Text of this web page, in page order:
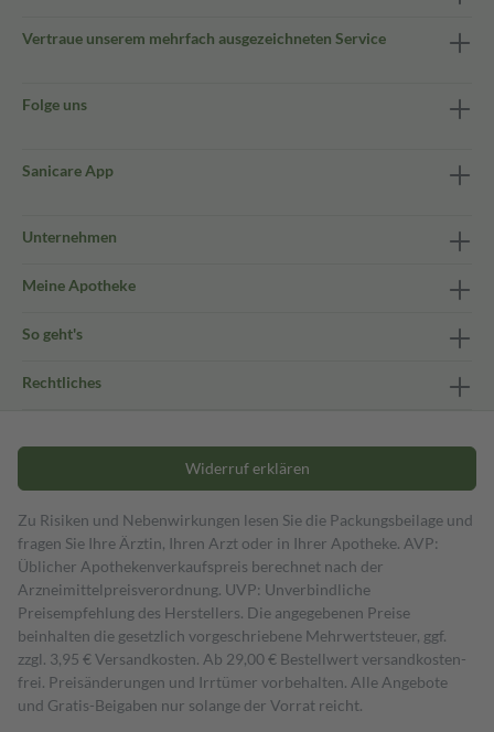
Vertraue unserem mehrfach ausgezeichneten Service
Folge uns
Sanicare App
Unternehmen
Meine Apotheke
So geht's
Rechtliches
Widerruf erklären
Zu Risiken und Nebenwirkungen lesen Sie die Packungsbeilage und
fragen Sie Ihre Ärztin, Ihren Arzt oder in Ihrer Apotheke. AVP:
Üblicher Apothekenverkaufspreis berechnet nach der
Arzneimittelpreisverordnung. UVP: Unverbindliche
Preisempfehlung des Herstellers. Die angegebenen Preise
beinhalten die gesetzlich vorgeschriebene Mehrwertsteuer, ggf.
zzgl. 3,95 € Versandkosten. Ab 29,00 € Bestell­wert versand­kosten­
frei. Preisänderungen und Irrtümer vorbehalten. Alle Angebote
und Gratis-Beigaben nur solange der Vorrat reicht.